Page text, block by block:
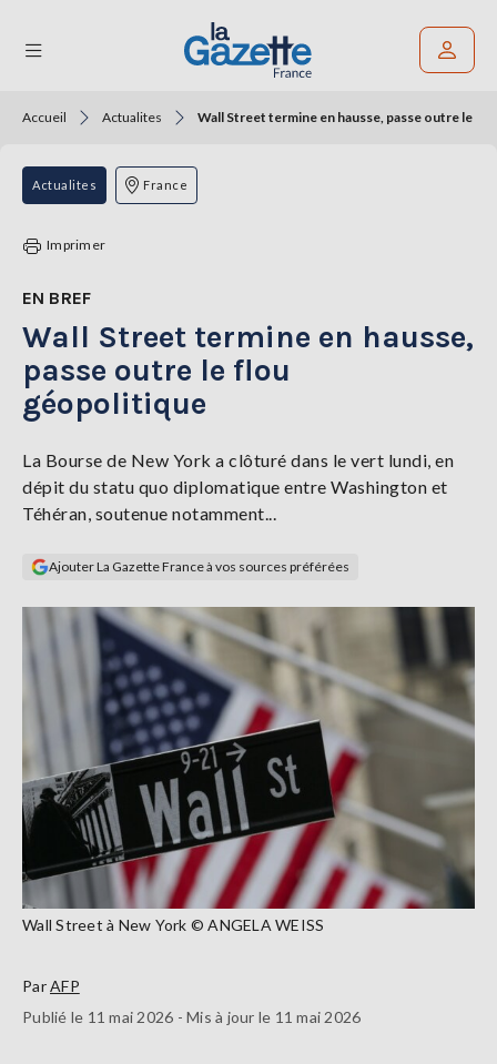
THÉMATIQUES
RÉGIONS
TENDANCES
SERVICES
LA
GAZETTE
Se
Accueil Actualites Wall Street termine en hausse, passe outre le
Actualites France
Imprimer
EN BREF
Wall Street termine en hausse,
passe outre le flou
géopolitique
La Bourse de New York a clôturé dans le vert lundi, en
dépit du statu quo diplomatique entre Washington et
Téhéran, soutenue notamment...
Ajouter La Gazette France à vos sources préférées
Wall Street à New York © ANGELA WEISS
ParAFP
Publié le 11 mai 2026 - Mis à jour le 11 mai 2026